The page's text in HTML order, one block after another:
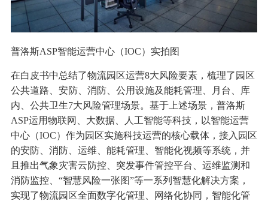
普洛斯ASP智能运营中心（IOC）实拍图
在白皮书中总结了物流园区运营8大风险要素，梳理了园区
公共道路、安防、消防、公用设施及能耗管理、月台、库
内、公共卫生7大风险管理场景。基于上述场景，普洛斯
ASP运用物联网、大数据、人工智能等科技，以智能运营
中心（IOC）作为园区实施科技运营的核心载体，接入园区
的安防、消防、运维、能耗管理、智能化视频等系统，并
且推出气象灾害云防控、突发事件管控平台、运维监测和
消防监控、“智慧风险一张图”等一系列智慧化解决方案，
实现了物流园区全面数字化管理、网络化协同，智能化管